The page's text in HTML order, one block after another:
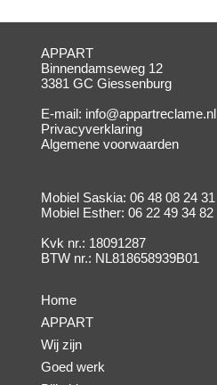
APPART
Binnendamseweg 12
3381 GC Giessenburg
E-mail: info@appartreclame.nl
Privacyverklaring
Algemene voorwaarden
Mobiel Saskia: 06 48 08 24 31
Mobiel Esther: 06 22 49 34 82
Kvk nr.: 18091287
BTW nr.: NL818658939B01
Home
APPART
Wij zijn
Goed werk